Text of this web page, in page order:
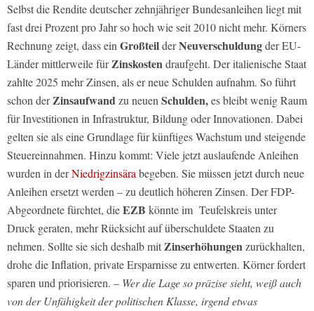
Selbst die Rendite deutscher zehnjähriger Bundesanleihen liegt mit
fast drei Prozent pro Jahr so hoch wie seit 2010 nicht mehr. Körners
Rechnung zeigt, dass ein GroßteilderNeuverschuldungder EU-
Länder mittlerweile fürZinskostendraufgeht. Der italienische Staat
zahlte 2025 mehr Zinsen, als er neue Schulden aufnahm. So führt
schon derZinsaufwandzu neuen Schulden,es bleibt wenig Raum
für Investitionen in Infrastruktur, Bildung oder Innovationen. Dabei
gelten sie als eine Grundlage für künftiges Wachstum und steigende
Steuereinnahmen. Hinzu kommt: Viele jetzt auslaufende Anleihen
wurden in derNiedrigzinsära begeben. Sie müssen jetzt durch neue
Anleihen ersetzt werden – zu deutlich höheren Zinsen. Der FDP-
Abgeordnete fürchtet, dieEZB könnte im Teufelskreis unter
Druck geraten, mehr Rücksicht auf überschuldete Staaten zu
nehmen. Sollte sie sich deshalb mitZinserhöhungenzurückhalten,
drohe die Inflation, private Ersparnisse zu entwerten. Körner fordert
sparen und priorisieren. – Wer die Lage so präzise sieht, weiß auch
von der Unfähigkeit der politischen Klasse, irgend etwas